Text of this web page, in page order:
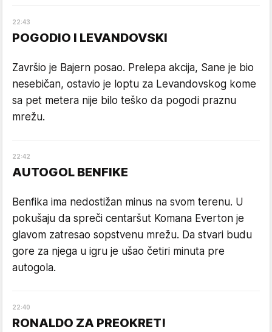
22:43
POGODIO I LEVANDOVSKI
Završio je Bajern posao. Prelepa akcija, Sane je bio
nesebičan, ostavio je loptu za Levandovskog kome
sa pet metera nije bilo teško da pogodi praznu
mrežu.
22:42
AUTOGOL BENFIKE
Benfika ima nedostižan minus na svom terenu. U
pokušaju da spreči centaršut Komana Everton je
glavom zatresao sopstvenu mrežu. Da stvari budu
gore za njega u igru je ušao četiri minuta pre
autogola.
22:40
RONALDO ZA PREOKRET!